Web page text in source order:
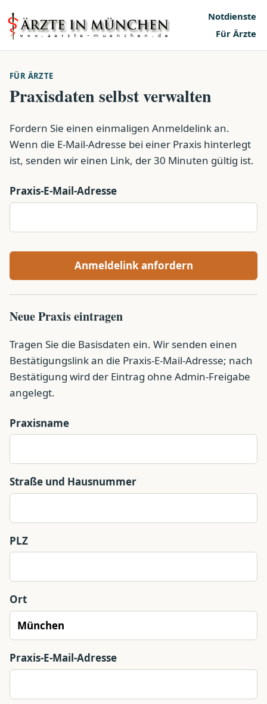
Notdienste
Für Ärzte
FÜR ÄRZTE
Praxisdaten selbst verwalten
Fordern Sie einen einmaligen Anmeldelink an.
Wenn die E-Mail-Adresse bei einer Praxis hinterlegt
ist, senden wir einen Link, der 30 Minuten gültig ist.
Praxis-E-Mail-Adresse
Anmeldelink anfordern
Neue Praxis eintragen
Tragen Sie die Basisdaten ein. Wir senden einen
Bestätigungslink an die Praxis-E-Mail-Adresse; nach
Bestätigung wird der Eintrag ohne Admin-Freigabe
angelegt.
Praxisname
Straße und Hausnummer
PLZ
Ort
Praxis-E-Mail-Adresse